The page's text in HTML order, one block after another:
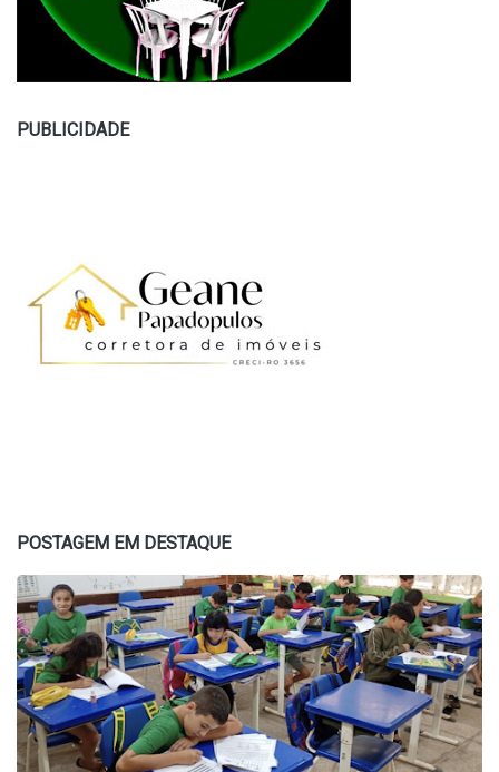
PUBLICIDADE
POSTAGEM EM DESTAQUE